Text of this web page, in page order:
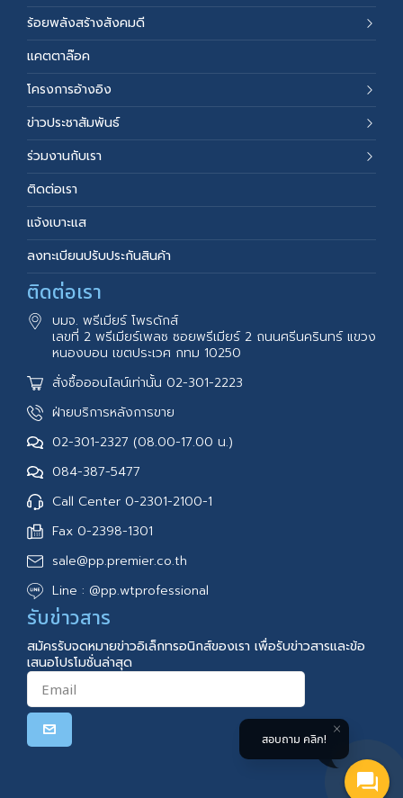
ร้อยพลังสร้างสังคมดี
แคตตาล๊อค
โครงการอ้างอิง
ข่าวประชาสัมพันธ์
ร่วมงานกับเรา
ติดต่อเรา
แจ้งเบาะแส
ลงทะเบียนปรับประกันสินค้า
ติดต่อเรา
บมจ. พรีเมียร์ โพรดักส์
เลขที่ 2 พรีเมียร์เพลซ ซอยพรีเมียร์ 2 ถนนศรีนครินทร์ แขวง
หนองบอน เขตประเวศ กทม 10250
สั่งซื้อออนไลน์เท่านั้น 02-301-2223
ฝ่ายบริการหลังการขาย
02-301-2327 (08.00-17.00 น.)
084-387-5477
Call Center 0-2301-2100-1
Fax 0-2398-1301
sale@pp.premier.co.th
Line : @pp.wtprofessional
รับข่าวสาร
สมัครรับจดหมายข่าวอิเล็กทรอนิกส์ของเรา เพื่อรับข่าวสารและข้อ
เสนอโปรโมชั่นล่าสุด
สอบถาม คลิก!